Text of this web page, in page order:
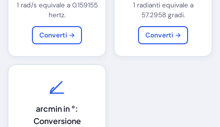
1 rad/s equivale a 0.159155
hertz.
Converti →
1 radianti equivale a
57.2958 gradi.
Converti →
arcmin in °:
Conversione